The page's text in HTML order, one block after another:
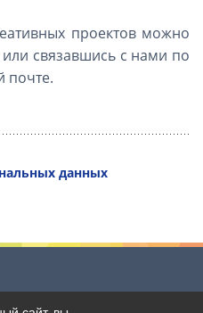
проектов можно
связавшись с нами по
почте.
данных